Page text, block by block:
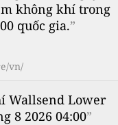
không khí trong
quốc gia.”
vn/
Wallsend Lower
8 2026 04:00”